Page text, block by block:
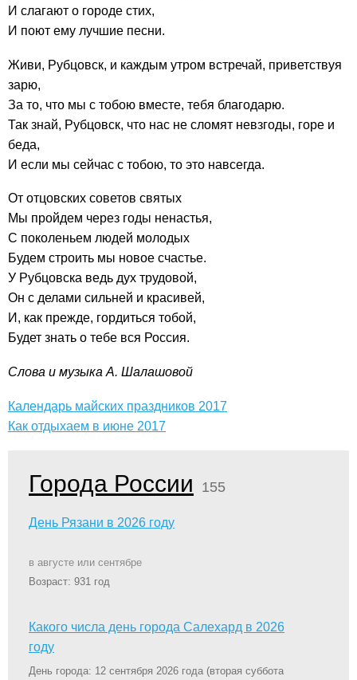
И слагают о городе стих,
И поют ему лучшие песни.
Живи, Рубцовск, и каждым утром встречай, приветствуя
зарю,
За то, что мы с тобою вместе, тебя благодарю.
Так знай, Рубцовск, что нас не сломят невзгоды, горе и
беда,
И если мы сейчас с тобою, то это навсегда.
От отцовских советов святых
Мы пройдем через годы ненастья,
С поколеньем людей молодых
Будем строить мы новое счастье.
У Рубцовска ведь дух трудовой,
Он с делами сильней и красивей,
И, как прежде, гордиться тобой,
Будет знать о тебе вся Россия.
Слова и музыка А. Шалашовой
Календарь майских праздников 2017
Как отдыхаем в июне 2017
Города России 155
День Рязани в 2026 году
в августе или сентябре
Возраст: 931 год
Какого числа день города Салехард в 2026
году
День города: 12 сентября 2026 года (вторая суббота